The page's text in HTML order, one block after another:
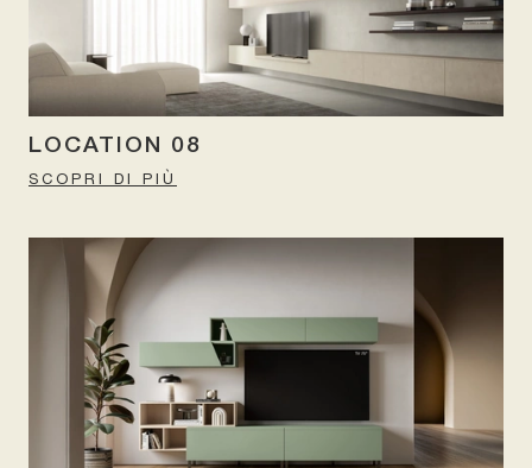
LOCATION 08
SCOPRI DI PIÙ